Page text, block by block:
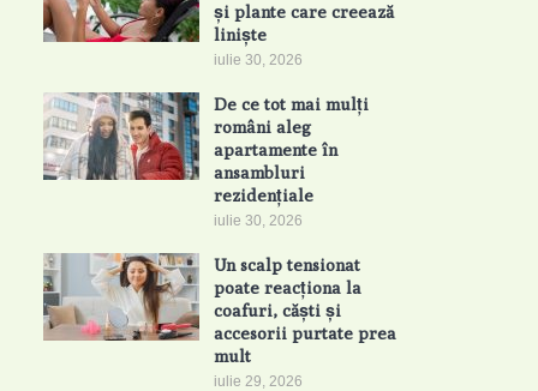
și plante care creează
liniște
iulie 30, 2026
De ce tot mai mulți
români aleg
apartamente în
ansambluri
rezidențiale
iulie 30, 2026
Un scalp tensionat
poate reacționa la
coafuri, căști și
accesorii purtate prea
mult
iulie 29, 2026